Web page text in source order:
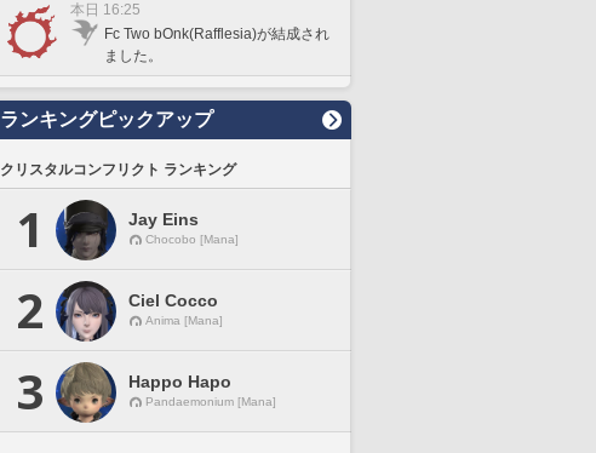
本日 16:25
Fc Two bOnk(Rafflesia)が結成され
ました。
ランキングピックアップ
クリスタルコンフリクト ランキング
1 Jay Eins
Chocobo [Mana]
2 Ciel Cocco
Anima [Mana]
3 Happo Hapo
Pandaemonium [Mana]